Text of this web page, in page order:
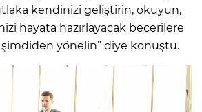
kendinizi geliştirin, okuyun,
hayata hazırlayacak becerilere
şimdiden yönelin” diye konuştu.